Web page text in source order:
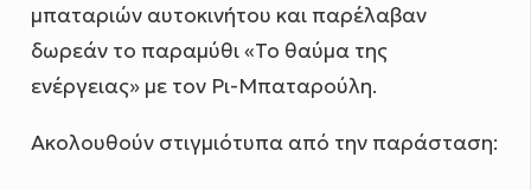
μπαταριών αυτοκινήτου και παρέλαβαν
δωρεάν το παραμύθι «Το θαύμα της
ενέργειας» με τον Ρι-Μπαταρούλη.
Ακολουθούν στιγμιότυπα από την παράσταση: